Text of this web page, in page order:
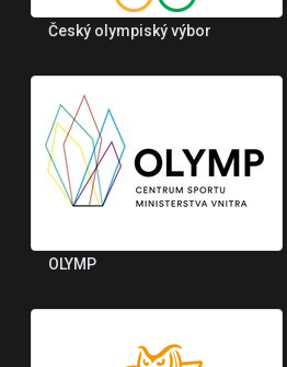
Český olympiský výbor
OLYMP